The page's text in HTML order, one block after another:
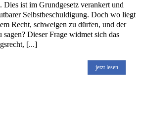
Dies ist im Grundgesetz verankert und
Selbstbeschuldigung. Doch wo liegt
Recht, schweigen zu dürfen, und der
Dieser Frage widmet sich das
[...]
jetzt lesen